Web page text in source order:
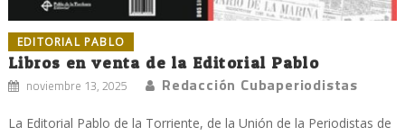
EDITORIAL PABLO
Libros en venta de la Editorial Pablo
noviembre 13, 2025 Redacción Cubaperiodistas
La Editorial Pablo de la Torriente, de la Unión de la Periodistas de